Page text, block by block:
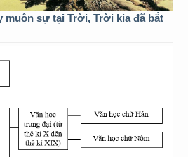
muôn sự tại Trời, Trời kia đã bắt